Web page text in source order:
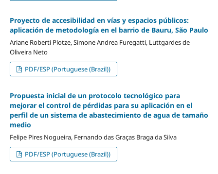
Proyecto de accesibilidad en vías y espacios públicos:
aplicación de metodología en el barrio de Bauru, São Paulo
Ariane Roberti Plotze, Simone Andrea Furegatti, Luttgardes de
Oliveira Neto
PDF/ESP (Portuguese (Brazil))
Propuesta inicial de un protocolo tecnológico para
mejorar el control de pérdidas para su aplicación en el
perfil de un sistema de abastecimiento de agua de tamaño
medio
Felipe Pires Nogueira, Fernando das Graças Braga da Silva
PDF/ESP (Portuguese (Brazil))